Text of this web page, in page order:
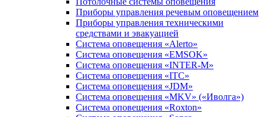
Приборы управления речевым оповещением
Приборы управления техническими
средствами и эвакуацией
Система оповещения «Alerto»
Система оповещения «EMSOK»
Система оповещения «INTER-M»
Система оповещения «ITC»
Система оповещения «JDM»
Система оповещения «MKV» («Иволга»)
Система оповещения «Roxton»